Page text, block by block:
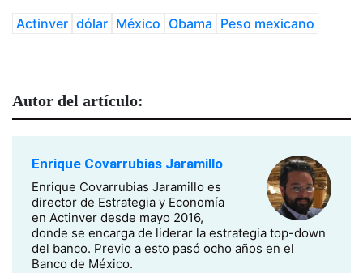
Actinver dólar México Obama Peso mexicano
Autor del artículo:
Enrique Covarrubias Jaramillo
Enrique Covarrubias Jaramillo es
director de Estrategia y Economía
en Actinver desde mayo 2016,
donde se encarga de liderar la estrategia top-down
del banco. Previo a esto pasó ocho años en el
Banco de México.